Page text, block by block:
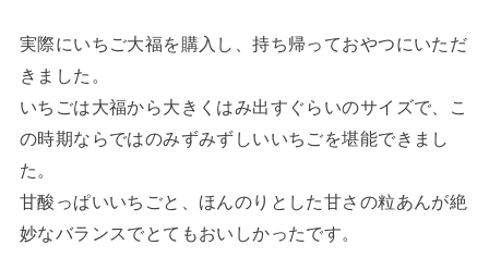
実際にいちご大福を購入し、持ち帰っておやつにいただ
きました。
いちごは大福から大きくはみ出すぐらいのサイズで、こ
の時期ならではのみずみずしいいちごを堪能できまし
た。
甘酸っぱいいちごと、ほんのりとした甘さの粒あんが絶
妙なバランスでとてもおいしかったです。